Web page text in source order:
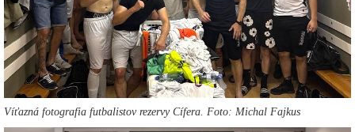
Víťazná fotografia futbalistov rezervy Cífera. Foto: Michal Fajkus